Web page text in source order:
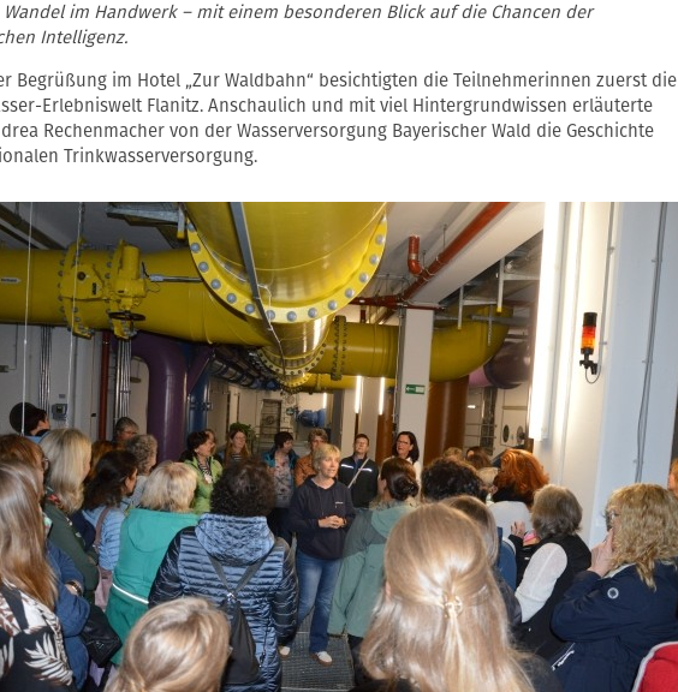
im Handwerk – mit einem besonderen Blick auf die Chancen der
Intelligenz.
Begrüßung im Hotel „Zur Waldbahn“ besichtigten die Teilnehmerinnen zuerst die
Erlebniswelt Flanitz. Anschaulich und mit viel Hintergrundwissen erläuterte
Rechenmacher von der Wasserversorgung Bayerischer Wald die Geschichte
Trinkwasserversorgung.